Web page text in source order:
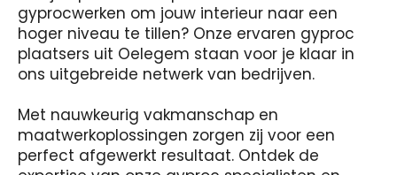
gyprocwerken om jouw interieur naar een
hoger niveau te tillen? Onze ervaren gyproc
plaatsers uit Oelegem staan voor je klaar in
ons uitgebreide netwerk van bedrijven.
Met nauwkeurig vakmanschap en
maatwerkoplossingen zorgen zij voor een
perfect afgewerkt resultaat. Ontdek de